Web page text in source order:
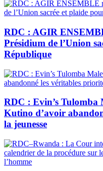
RDC : AGIR
Présidium de l’Union
République
RDC : Evin’s Tulomba
Kutino d’avoir
la jeunesse